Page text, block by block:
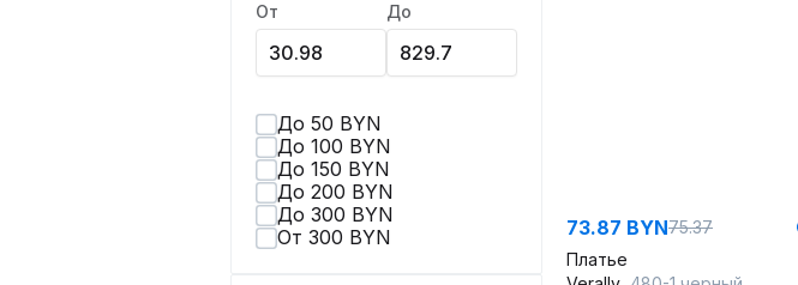
От До
До 50 BYN
До 100 BYN
До 150 BYN
До 200 BYN
До 300 BYN
От 300 BYN
73.87 BYN75.37
Платье